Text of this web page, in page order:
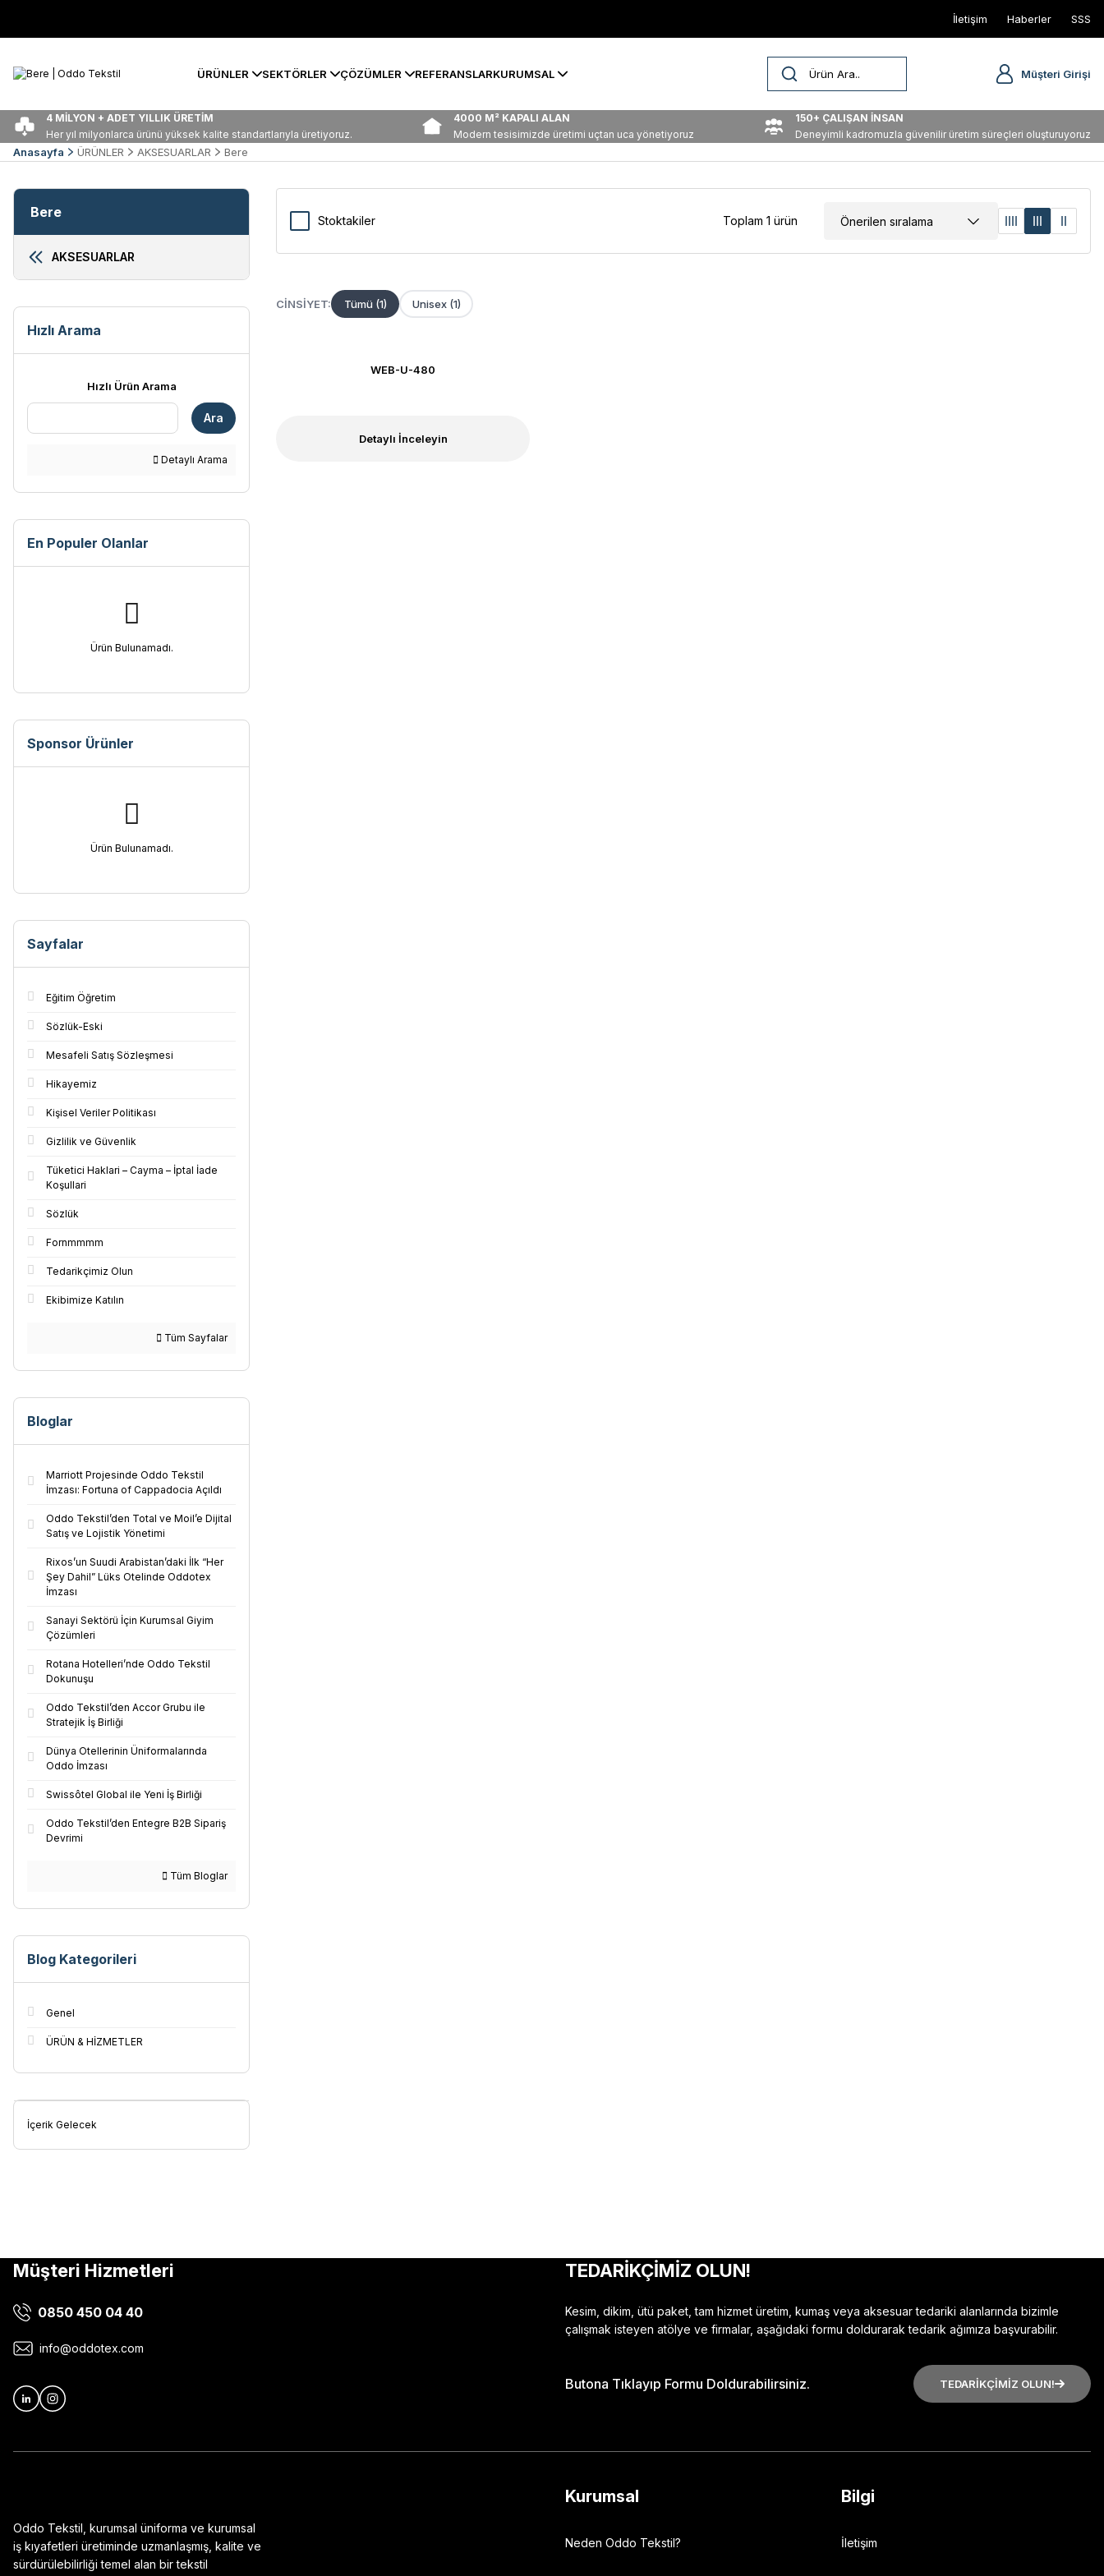
İletişim Haberler SSS
ÜRÜNLER SEKTÖRLER ÇÖZÜMLER REFERANSLARKURUMSAL Müşteri Girişi
4 MİLYON + ADET YILLIK ÜRETİM
Her yıl milyonlarca ürünü yüksek kalite standartlarıyla üretiyoruz.
4000 M² KAPALI ALAN
Modern tesisimizde üretimi uçtan uca yönetiyoruz
150+ ÇALIŞAN İNSAN
Deneyimli kadromuzla güvenilir üretim süreçleri oluşturuyoruz
Anasayfa ÜRÜNLER AKSESUARLAR Bere
Bere
AKSESUARLAR
Hızlı Arama
Hızlı Ürün Arama
Ara
Detaylı Arama
En Populer Olanlar
Ürün Bulunamadı.
Sponsor Ürünler
Ürün Bulunamadı.
Sayfalar
Eğitim Öğretim
Sözlük-Eski
Mesafeli Satış Sözleşmesi
Hikayemiz
Kişisel Veriler Politikası
Gizlilik ve Güvenlik
Tüketici Haklari – Cayma – İptal İade
Koşullari
Sözlük
Fornmmmm
Tedarikçimiz Olun
Ekibimize Katılın
Tüm Sayfalar
Bloglar
Marriott Projesinde Oddo Tekstil
İmzası: Fortuna of Cappadocia Açıldı
Oddo Tekstil’den Total ve Moil’e Dijital
Satış ve Lojistik Yönetimi
Rixos’un Suudi Arabistan’daki İlk “Her
Şey Dahil” Lüks Otelinde Oddotex
İmzası
Sanayi Sektörü İçin Kurumsal Giyim
Çözümleri
Rotana Hotelleri’nde Oddo Tekstil
Dokunuşu
Oddo Tekstil’den Accor Grubu ile
Stratejik İş Birliği
Dünya Otellerinin Üniformalarında
Oddo İmzası
Swissôtel Global ile Yeni İş Birliği
Oddo Tekstil’den Entegre B2B Sipariş
Devrimi
Tüm Bloglar
Blog Kategorileri
Genel
ÜRÜN & HİZMETLER
İçerik Gelecek
Stoktakiler Toplam 1 ürün
CINSIYET: Tümü (1) Unisex (1)
WEB-U-480
Detaylı İnceleyin
Müşteri Hizmetleri
0850 450 04 40
info@oddotex.com
TEDARİKÇİMİZ OLUN!
Kesim, dikim, ütü paket, tam hizmet üretim, kumaş veya aksesuar tedariki alanlarında bizimle
çalışmak isteyen atölye ve firmalar, aşağıdaki formu doldurarak tedarik ağımıza başvurabilir.
Butona Tıklayıp Formu Doldurabilirsiniz. TEDARİKÇİMİZ OLUN!
Oddo Tekstil, kurumsal üniforma ve kurumsal
iş kıyafetleri üretiminde uzmanlaşmış, kalite ve
sürdürülebilirliği temel alan bir tekstil
Kurumsal
Neden Oddo Tekstil?
Bilgi
İletişim